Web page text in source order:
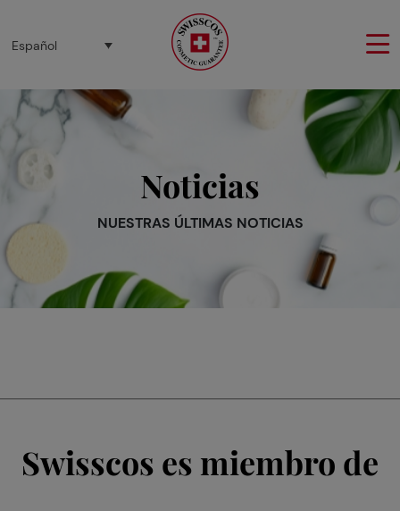
Español
Noticias
NUESTRAS ÚLTIMAS NOTICIAS
Swisscos es miembro de